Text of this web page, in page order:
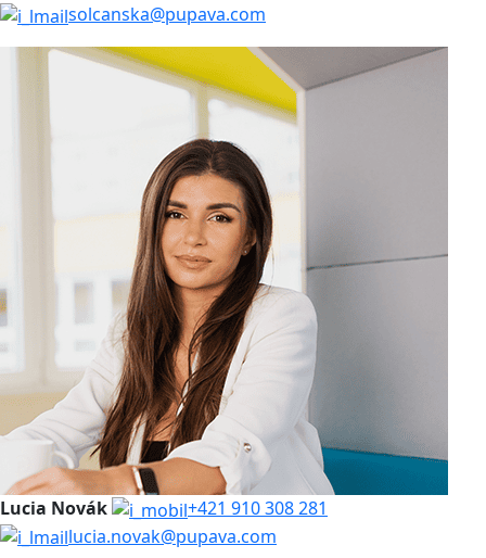
solcanska@pupava.com
Lucia Novák
+421 910 308 281
lucia.novak@pupava.com